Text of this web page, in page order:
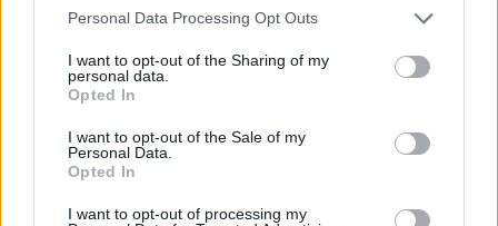
Personal Data Processing Opt Outs
I want to opt-out of the Sharing of my
personal data.
Opted In
I want to opt-out of the Sale of my
Personal Data.
Opted In
I want to opt-out of processing my
Cerrar
Código de parada: 187
Cerrar
Código de parada: 975
Salidas desde San Juan
Batería de San Juan
Localizar parada en el plano
Próxima Guagua
Los Manzanos
Próxima Guagua
Real de San Juan (antigua cárcel)